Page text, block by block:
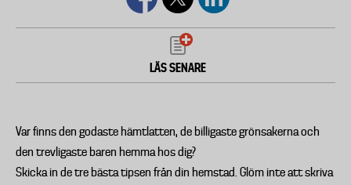
LÄS SENARE
Var finns den godaste hämtlatten, de billigaste grönsakerna och
den trevligaste baren hemma hos dig?
Skicka in de tre bästa tipsen från din hemstad. Glöm inte att skriva